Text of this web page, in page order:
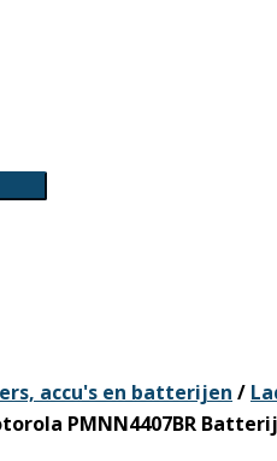
accu's en batterijen /
PMNN4407BR Batterij